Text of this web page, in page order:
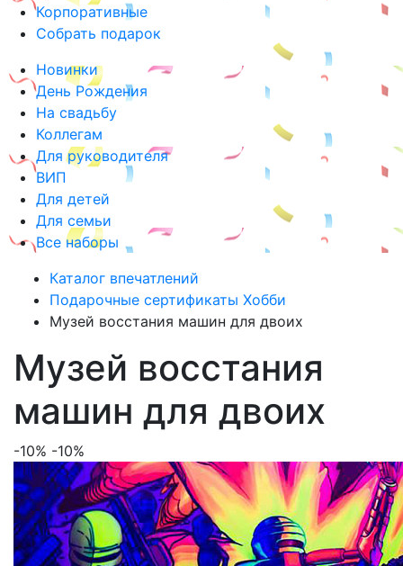
Корпоративные
Собрать подарок
Новинки
День Рождения
На свадьбу
Коллегам
Для руководителя
ВИП
Для детей
Для семьи
Все наборы
Каталог впечатлений
Подарочные сертификаты Хобби
Музей восстания машин для двоих
Музей восстания
машин для двоих
-10% -10%